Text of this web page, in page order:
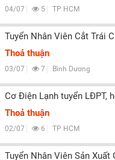
04/07 5 TP HCM
Tuyển Nhân Viên Cắt Trái
Thoả thuận
03/07 7 Bình Dương
Cơ Điện Lạnh tuyển LĐPT,
Thoả thuận
02/07 6 TP HCM
Tuyển Nhân Viên Sản Xuất